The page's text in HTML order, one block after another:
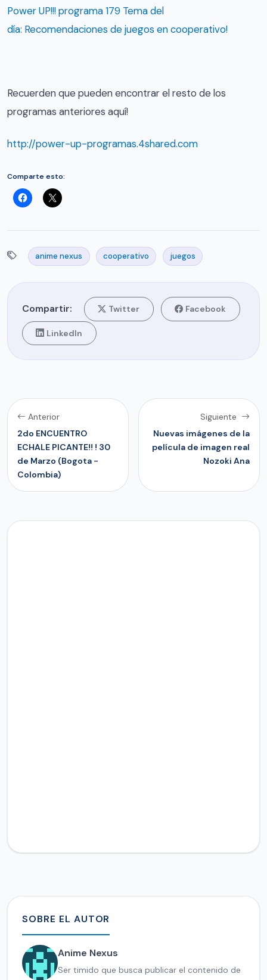
Power UP!!! programa 179 Tema del
día: Recomendaciones de juegos en cooperativo!
Recuerden que pueden encontrar el resto de los
programas anteriores aquí!
http://power-up-programas.4shared.com
Comparte esto:
anime nexus cooperativo juegos
Compartir: Twitter Facebook
LinkedIn
Anterior
2do ENCUENTRO
ECHALE PICANTE!! ! 30
de Marzo (Bogota -
Colombia)
Siguiente
Nuevas imágenes de la
película de imagen real
Nozoki Ana
SOBRE EL AUTOR
Anime Nexus
Ser timido que busca publicar el contenido de